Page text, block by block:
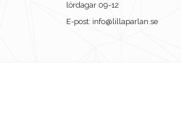
lördagar 09-12
E-post: info@lillaparlan.se